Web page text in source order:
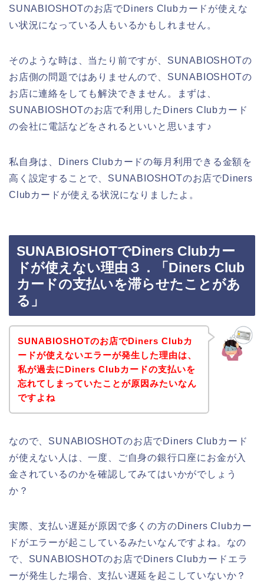
SUNABIOSHOTのお店でDiners Clubカードが使えな
い状況になっている人もいるかもしれません。
そのような時は、当たり前ですが、SUNABIOSHOTの
お店側の問題ではありませんので、SUNABIOSHOTの
お店に連絡をしても解決できません。まずは、
SUNABIOSHOTのお店で利用したDiners Clubカード
の会社に電話などをされるといいと思います♪
私自身は、Diners Clubカードの毎月利用できる金額を
高く設定することで、SUNABIOSHOTのお店でDiners
Clubカードが使える状況になりましたよ。
SUNABIOSHOTでDiners Clubカー
ドが使えない理由３．「Diners Club
カードの支払いを滞らせたことがあ
る」
SUNABIOSHOTのお店でDiners Clubカ
ードが使えないエラーが発生した理由は、
私が過去にDiners Clubカードの支払いを
忘れてしまっていたことが原因みたいなん
ですよね
なので、SUNABIOSHOTのお店でDiners Clubカード
が使えない人は、一度、ご自身の銀行口座にお金が入
金されているのかを確認してみてはいかがでしょう
か？
実際、支払い遅延が原因で多くの方のDiners Clubカー
ドがエラーが起こしているみたいなんですよね。なの
で、SUNABIOSHOTのお店でDiners Clubカードエラ
ーが発生した場合、支払い遅延を起こしていないか？